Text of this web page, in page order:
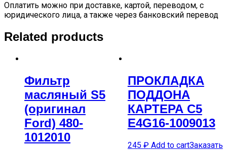
Оплатить можно при доставке, картой, переводом, с
юридического лица, а также через банковский перевод
Related products
Фильтр
масляный S5
(оригинал
Ford) 480-
1012010
ПРОКЛАДКА
ПОДДОНА
КАРТЕРА C5
E4G16-1009013
245 ₽ Add to cartЗаказать